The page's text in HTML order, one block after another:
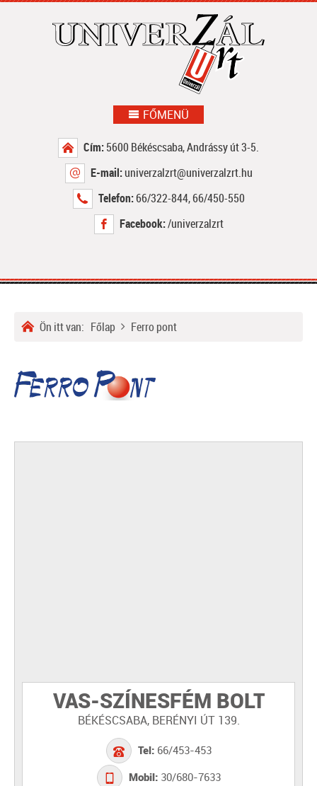
FŐMENÜ
Cím:5600 Békéscsaba, Andrássy út 3-5.
E-mail:univerzalzrt@univerzalzrt.hu
Telefon:66/322-844,66/450-550
Facebook:/univerzalzrt
Ön itt van: Főlap Ferro pont
VAS-SZÍNESFÉM BOLT
BÉKÉSCSABA, BERÉNYI ÚT 139.
Tel: 66/453-453
Mobil: 30/680-7633